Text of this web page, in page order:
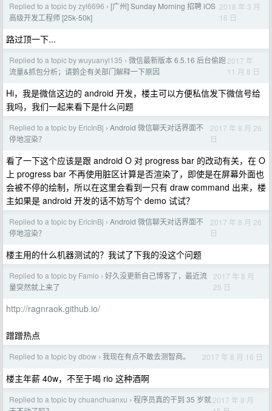
Replied to a topic by zyl6696 › [广州] Sunday Morning 招聘 iOS
高级开发工程师 [25k-50k]
2018 年 3 月
16 日
路过顶一下...
Replied to a topic by wuyuanyi135 › 微信最新版本 6.5.16 后台偷跑
流量&抓包分析；请鹅企有关部门解释一下原因
2017 年
11 月 8 日
Hi，我是微信这边的 android 开发，楼主可以方便私信发下微信号给
我吗，我们一起来看下是什么问题
Replied to a topic by EricInBj › Android 微信聊天对话界面不
停地渲染？
2017 年 8 月 26
日
看了一下这个应该是跟 android O 对 progress bar 的改动有关，在 O
上 progress bar 不再使用脏区计算是否渲染了，即使是在屏幕外面也
会被不停的绘制，所以在这里会看到一只有 draw command 出来，楼
主如果是 android 开发的话不妨写个 demo 试试？
Replied to a topic by EricInBj › Android 微信聊天对话界面不
停地渲染？
2017 年 8 月 26
日
楼主用的什么机器测试的？我试了下我的没这个问题
Replied to a topic by Famio › 好久没更新自己博客了，最近流
量突然就上来了
2017 年 8 月
25 日
http://ragnraok.github.io/
蹭蹭热点
Replied to a topic by dbow › 我现在有点不敢去测智商。 2017 年 8 月 16 日
楼主年薪 40w，不至于喝 rio 这种酒啊
Replied to a topic by chuanchuanxu › 程序员真的干到 35 岁就2017 年 8 月